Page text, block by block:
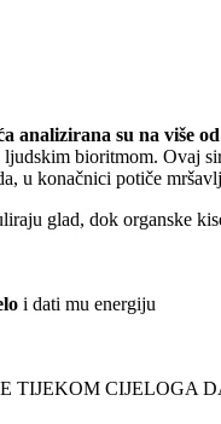
analizirana su na više
bioritmom. Ovaj
u konačnici potiče
glad, dok organske
i dati mu energiju
TIJEKOM CIJELOGA